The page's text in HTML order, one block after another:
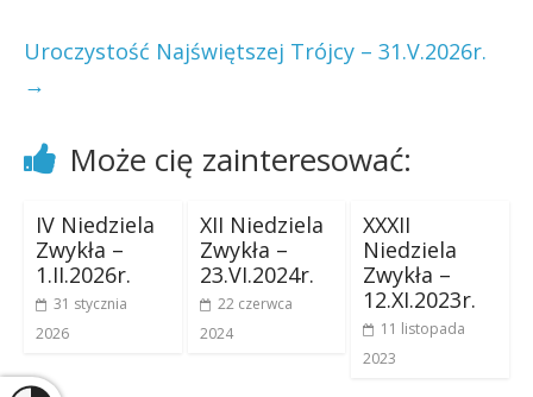
Uroczystość Najświętszej Trójcy – 31.V.2026r.
→
Może cię zainteresować:
IV Niedziela
Zwykła –
1.II.2026r.
31 stycznia
2026
XII Niedziela
Zwykła –
23.VI.2024r.
22 czerwca
2024
XXXII
Niedziela
Zwykła –
12.XI.2023r.
11 listopada
2023